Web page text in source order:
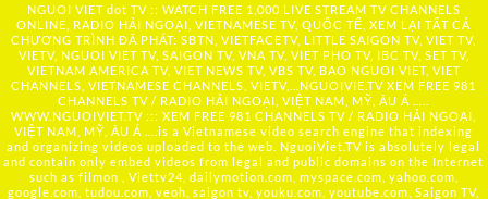
NGUOI VIET dot TV :: WATCH FREE 1,000 LIVE STREAM TV CHANNELS
ONLINE, RADIO HẢI NGOẠI, VIETNAMESE TV, QUỐC TẾ, XEM LẠI TẤT CẢ
CHƯƠNG TRÌNH ĐÃ PHÁT: SBTN, VIETFACETV, LITTLE SAIGON TV, VIET TV,
VIETV, NGUOI VIET TV, SAIGON TV, VNA TV, VIET PHO TV, IBC TV, SET TV,
VIETNAM AMERICA TV, VIET NEWS TV, VBS TV, BAO NGUOI VIET, VIET
CHANNELS, VIETNAMESE CHANNELS, VIETV,... NGUOIVIE.TV XEM FREE 981
CHANNELS TV / RADIO HẢI NGOẠI, VIỆT NAM, MỸ, ÂU Á …..
WWW.NGUOIVIET.TV ::: XEM FREE 981 CHANNELS TV / RADIO HẢI NGOẠI,
VIỆT NAM, MỸ, ÂU Á ….is a Vietnamese video search engine that indexing
and organizing videos uploaded to the web. NguoiViet.TV is absolutely legal
and contain only embed videos from legal and public domains on the Internet
such as filmon , Viettv24, dailymotion.com, myspace.com, yahoo.com,
google.com, tudou.com, veoh, saigon tv, youku.com, youtube.com, Saigon TV,